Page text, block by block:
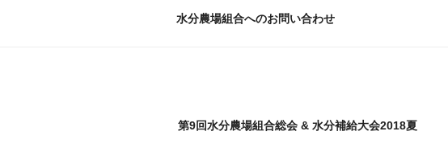
水分農場組合へのお問い合わせ
第9回水分農場組合総会 & 水分補給大会2018夏